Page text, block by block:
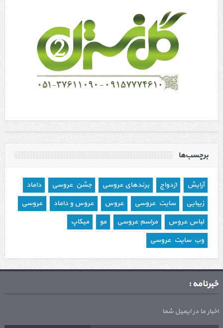
برچسب‌ها
آرایش ازدواج برندهای عروسی جشن عروسی
داماد
زیبایی
سایت عروسی عروس عروس و داماد
عروسی
لباس عروس
مراسم عروسی مو
میکاپ
وب سایت عروسی
خبرنامه :
اخبار ما در ایمیل شما